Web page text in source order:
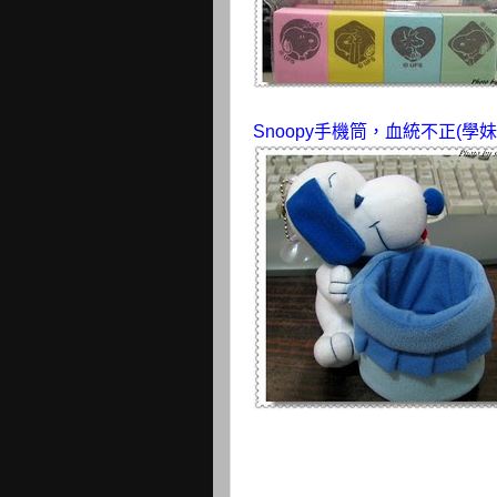
Snoopy手機筒，血統不正(學